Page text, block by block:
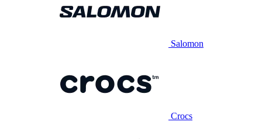
Salomon
Crocs